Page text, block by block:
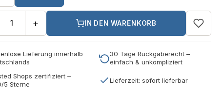
+ IN DEN WARENKORB
Lieferung innerhalb
30 Tage Rückgaberecht –
einfach & unkompliziert
Shops zertifiziert –
5 Sterne
Lieferzeit: sofort lieferbar